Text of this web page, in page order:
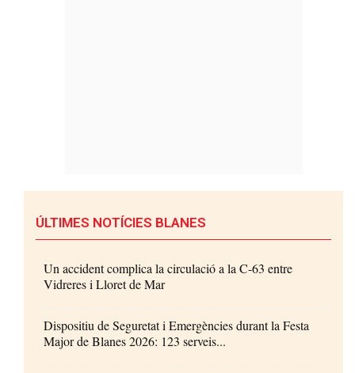
ÚLTIMES NOTÍCIES BLANES
Un accident complica la circulació a la C-63 entre
Vidreres i Lloret de Mar
Dispositiu de Seguretat i Emergències durant la Festa
Major de Blanes 2026: 123 serveis...